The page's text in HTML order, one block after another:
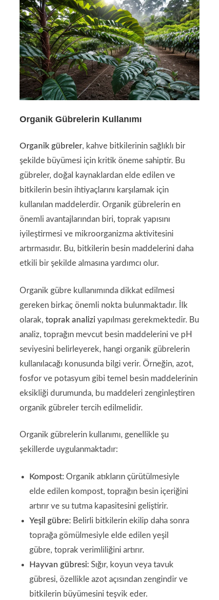
Organik Gübrelerin Kullanımı
Organik gübreler, kahve bitkilerinin sağlıklı bir
şekilde büyümesi için kritik öneme sahiptir. Bu
gübreler, doğal kaynaklardan elde edilen ve
bitkilerin besin ihtiyaçlarını karşılamak için
kullanılan maddelerdir. Organik gübrelerin en
önemli avantajlarından biri, toprak yapısını
iyileştirmesi ve mikroorganizma aktivitesini
artırmasıdır. Bu, bitkilerin besin maddelerini daha
etkili bir şekilde almasına yardımcı olur.
Organik gübre kullanımında dikkat edilmesi
gereken birkaç önemli nokta bulunmaktadır. İlk
olarak, toprak analizi yapılması gerekmektedir. Bu
analiz, toprağın mevcut besin maddelerini ve pH
seviyesini belirleyerek, hangi organik gübrelerin
kullanılacağı konusunda bilgi verir. Örneğin, azot,
fosfor ve potasyum gibi temel besin maddelerinin
eksikliği durumunda, bu maddeleri zenginleştiren
organik gübreler tercih edilmelidir.
Organik gübrelerin kullanımı, genellikle şu
şekillerde uygulanmaktadır:
Kompost: Organik atıkların çürütülmesiyle
elde edilen kompost, toprağın besin içeriğini
artırır ve su tutma kapasitesini geliştirir.
Yeşil gübre: Belirli bitkilerin ekilip daha sonra
toprağa gömülmesiyle elde edilen yeşil
gübre, toprak verimliliğini artırır.
Hayvan gübresi: Sığır, koyun veya tavuk
gübresi, özellikle azot açısından zengindir ve
bitkilerin büyümesini teşvik eder.